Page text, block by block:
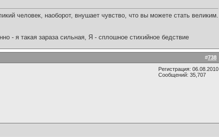
человек, наоборот, внушает чувство, что вы можете стать великим.
- я такая зараза сильная, Я - сплошное стихийное бедствие
#738
Регистрация: 06.08.2010
Сообщений: 35,707